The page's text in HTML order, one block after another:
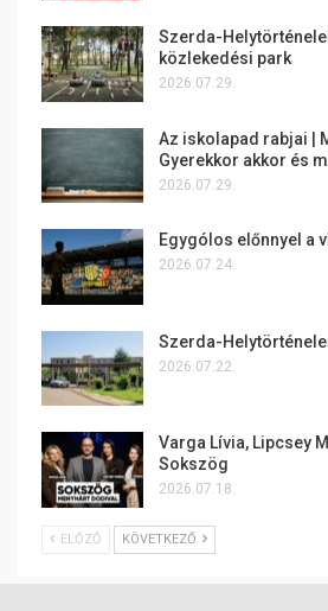
Szerda-
közlekedési park
2026.07.29.
Az iskolapad rabjai |
Gyerekkor akkor és
2026.07.29.
Egygólos előnnyel a
2026.07.24.
Szerda-
2026.07.22.
Varga Lívia, Lipcsey
Sokszög
2026.07.18.
ELŐZŐ KÖVETKEZŐ